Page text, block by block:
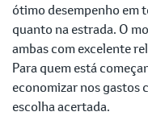
ótimo desempenho em
quanto na estrada. O
ambas com excelente
Para quem está
economizar nos gastos
escolha acertada.